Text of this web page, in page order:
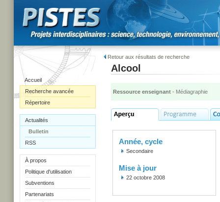
Accueil
Recherche avancée
Répertoire
Actualités
Bulletin
RSS
À propos
Politique d'utilisation
Subventions
Partenariats
Retour aux résultats de recherche
Alcool
Ressource enseignant - Médiagraphie
Année, cycle
Secondaire
Mise à jour
22 octobre 2008